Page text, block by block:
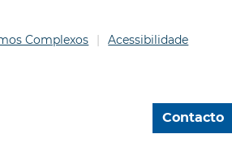
Complexos Acessibilidade
Contacto